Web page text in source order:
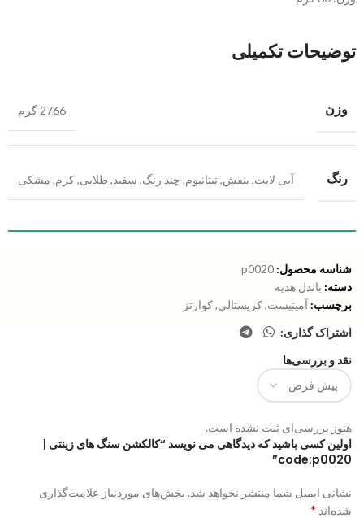
توضیحات تکمیلی
وزن 2766 گرم
رنگ آبی لایت, بنفش,تیتانیوم, چند رنگ, سفید, طلایی,کرم, مشکی
شناسه محصول: p0020
دسته: باندل هدیه
برچسب: آمیتیست,کریستالی,کوارتز
اشتراک گذاری:
نقد و بررسی‌ها
هنوز بررسی‌ای ثبت نشده است.
اولین کسی باشید که دیدگاهی می نویسد “کالکشن سنگ های زینتی |
code:p0020”
نشانی ایمیل شما منتشر نخواهد شد. بخش‌های موردنیاز علامت‌گذاری
شده‌اند *